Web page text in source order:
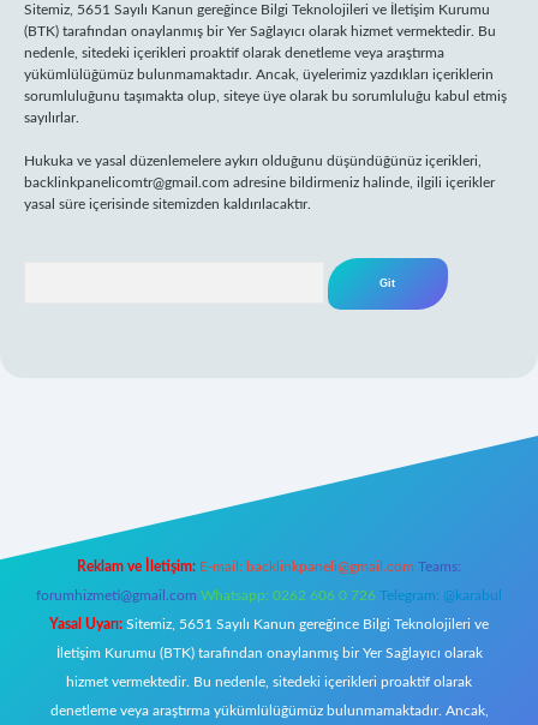
Sitemiz, 5651 Sayılı Kanun gereğince Bilgi Teknolojileri ve İletişim Kurumu
(BTK) tarafından onaylanmış bir Yer Sağlayıcı olarak hizmet vermektedir. Bu
nedenle, sitedeki içerikleri proaktif olarak denetleme veya araştırma
yükümlülüğümüz bulunmamaktadır. Ancak, üyelerimiz yazdıkları içeriklerin
sorumluluğunu taşımakta olup, siteye üye olarak bu sorumluluğu kabul etmiş
sayılırlar.
Hukuka ve yasal düzenlemelere aykırı olduğunu düşündüğünüz içerikleri,
backlinkpanelicomtr@gmail.com adresine bildirmeniz halinde, ilgili içerikler
yasal süre içerisinde sitemizden kaldırılacaktır.
Reklam ve İletişim: E-mail: backlinkpaneli@gmail.com Teams:
forumhizmeti@gmail.com Whatsapp: 0262 606 0 726 Telegram: @karabul
Yasal Uyarı: Sitemiz, 5651 Sayılı Kanun gereğince Bilgi Teknolojileri ve
İletişim Kurumu (BTK) tarafından onaylanmış bir Yer Sağlayıcı olarak
hizmet vermektedir. Bu nedenle, sitedeki içerikleri proaktif olarak
denetleme veya araştırma yükümlülüğümüz bulunmamaktadır. Ancak,